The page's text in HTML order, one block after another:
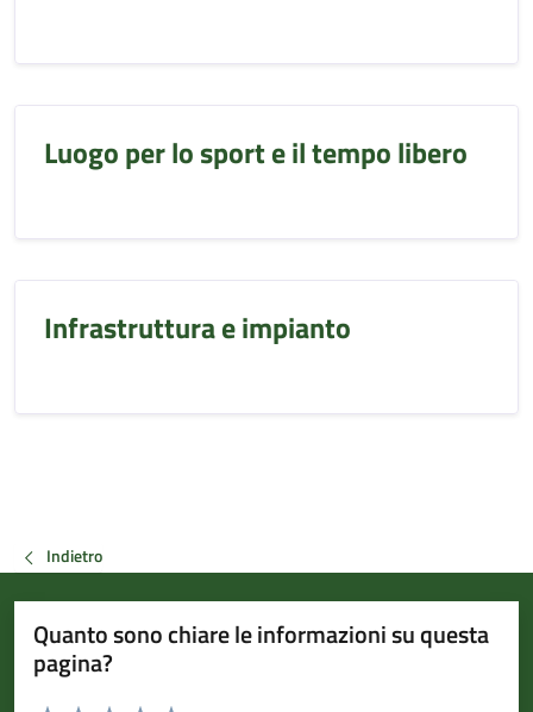
Luogo per lo sport e il tempo libero
Infrastruttura e impianto
Indietro
Quanto sono chiare le informazioni su questa
pagina?